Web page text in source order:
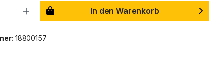
In den Warenkorb
18800157